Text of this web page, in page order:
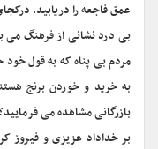
عمق فاجعه را دریابید.
بی درد نشانی از فرهنگ می
به خرید و خوردن برنج
بازرگانی مشاهده می
بر خداداد عزیزی و فیروز